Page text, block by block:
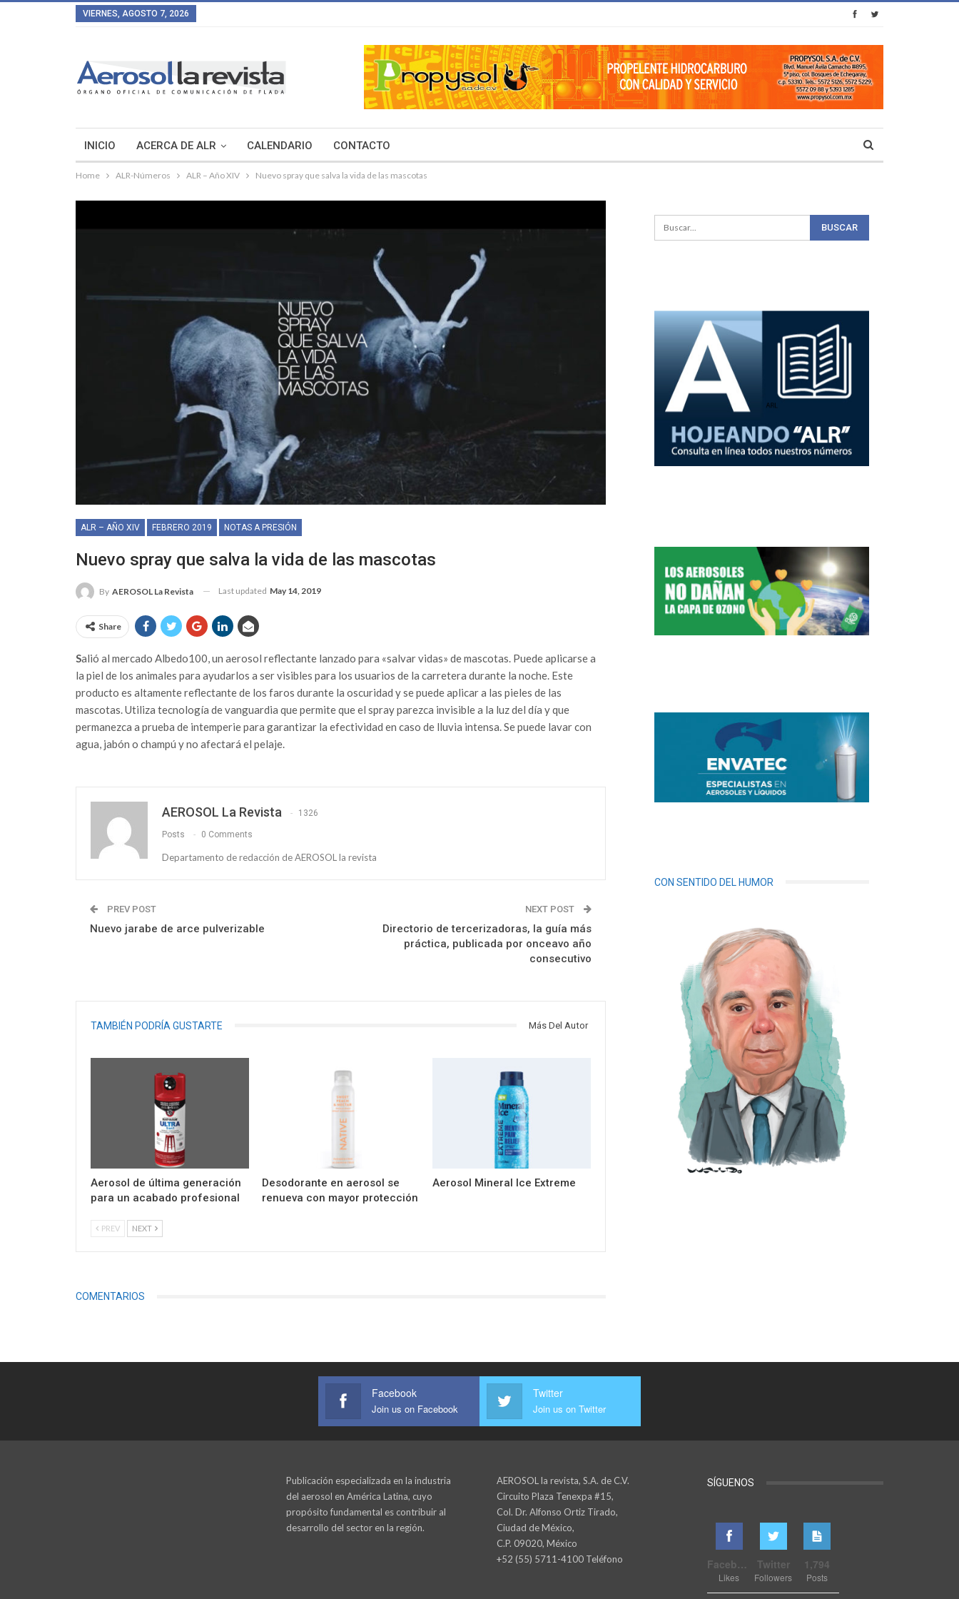
VIERNES, AGOSTO 7, 2026
INICIO ACERCA DE ALR CALENDARIO CONTACTO
Home ALR-Números ALR – Año XIV Nuevo spray que salva la vida de las mascotas
ALR – AÑO XIV FEBRERO 2019 NOTAS A PRESIÓN
Nuevo spray que salva la vida de las mascotas
By AEROSOL La Revista Last updated May 14, 2019
Share
Salió al mercado Albedo100, un aerosol reflectante lanzado para «salvar vidas» de mascotas. Puede aplicarse a
la piel de los animales para ayudarlos a ser visibles para los usuarios de la carretera durante la noche. Este
producto es altamente reflectante de los faros durante la oscuridad y se puede aplicar a las pieles de las
mascotas. Utiliza tecnología de vanguardia que permite que el spray parezca invisible a la luz del día y que
permanezca a prueba de intemperie para garantizar la efectividad en caso de lluvia intensa. Se puede lavar con
agua, jabón o champú y no afectará el pelaje.
AEROSOL La Revista 1326
Posts 0 Comments
Departamento de redacción de AEROSOL la revista
PREV POST
Nuevo jarabe de arce pulverizable
NEXT POST
Directorio de tercerizadoras, la guía más
práctica, publicada por onceavo año
consecutivo
TAMBIÉN PODRÍA GUSTARTE Más Del Autor
Aerosol de última generación
para un acabado profesional
Desodorante en aerosol se
renueva con mayor protección
Aerosol Mineral Ice Extreme
PREV NEXT
COMENTARIOS
CON SENTIDO DEL HUMOR
Facebook
Join us on Facebook
Twitter
Join us on Twitter
Publicación especializada en la industria
del aerosol en América Latina, cuyo
propósito fundamental es contribuir al
desarrollo del sector en la región.
AEROSOL la revista, S.A. de C.V.
Circuito Plaza Tenexpa #15,
Col. Dr. Alfonso Ortiz Tirado,
Ciudad de México,
C.P. 09020, México
+52 (55) 5711-4100 Teléfono
SÍGUENOS
Facebook
Likes
Twitter
Followers
1,794
Posts